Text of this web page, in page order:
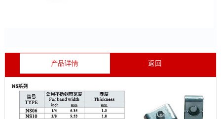
产品详情 返回